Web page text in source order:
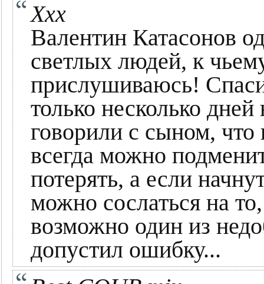
Xхх
Валентин Катасонов
светлых людей, к
прислушиваюсь!
только несколько дней
говорили с сыном,
всегда можно
потерять, а если
можно сослаться на
возможно один из
допустил ошибку...